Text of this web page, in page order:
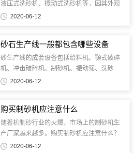
液压式洗砂机、振动式洗砂机等，因其外观
和原理不同。本实用新型能去除砂子表面的
机制砂达到建筑用砂，而且增加了洗涤量，
降低了制砂成...
2020-06-12
砂石生产线一般都包含哪些设备
砂生产线的成套设备包括给料机、颚式破碎
机、冲击破碎机、制砂机、振动筛、洗砂
机、输送机等，这些设备的优点和特点如
本，而且扩大了物料搬运范围，设备故障率
低，运行稳定可靠...
2020-06-12
购买制砂机应注意什么
随着机制砂行业的火爆，市场上的制砂机生
产厂家越来越多。购买制砂机应注意什么？
随着制砂机厂家的增多，可供我们选择的制
2020-06-12